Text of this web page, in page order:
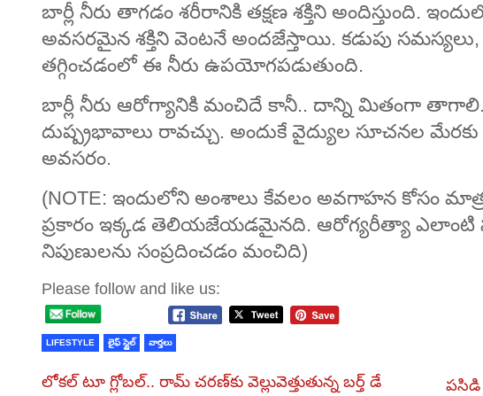
బార్లీ నీరు తాగడం శరీరానికి తక్షణ శక్తిని అందిస్తుంది.
అవసరమైన శక్తిని వెంటనే అందజేస్తాయి. కడుపు
తగ్గించడంలో ఈ నీరు ఉపయోగపడుతుంది.
బార్లీ నీరు ఆరోగ్యానికి మంచిదే కానీ.. దాన్ని మితంగా తాగాలి.
దుష్ప్రభావాలు రావచ్చు. అందుకే వైద్యుల సూచనల
అవసరం.
(NOTE: ఇందులోని అంశాలు కేవలం అవగాహన కోసం
ప్రకారం ఇక్కడ తెలియజేయడమైనది. ఆరోగ్యరీత్యా ఎలాంటి
నిపుణులను సంప్రదించడం మంచిది)
Please follow and like us:
LIFESTYLE లైఫ్ స్టైల్ వార్తలు
లోకల్ టూ గ్లోబల్.. రామ్ చరణ్‌కు వెల్లువెత్తుతున్న బర్త్ డే
పసిడి